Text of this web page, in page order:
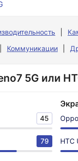
Коммуникации
5G или
45
79 HTC